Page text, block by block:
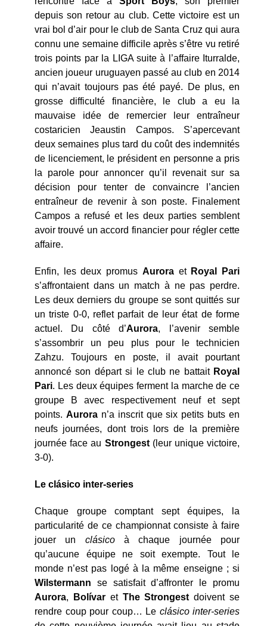
depuis son retour au club. Cette victoire est un
vrai bol d’air pour le club de Santa Cruz qui aura
connu une semaine difficile après s’être vu retiré
trois points par la LIGA suite à l’affaire Iturralde,
ancien joueur uruguayen passé au club en 2014
qui n’avait toujours pas été payé. De plus, en
grosse difficulté financière, le club a eu la
mauvaise idée de remercier leur entraîneur
costaricien Jeaustin Campos. S’apercevant
deux semaines plus tard du coût des indemnités
de licenciement, le président en personne a pris
la parole pour annoncer qu’il revenait sur sa
décision pour tenter de convaincre l’ancien
entraîneur de revenir à son poste. Finalement
Campos a refusé et les deux parties semblent
avoir trouvé un accord financier pour régler cette
affaire.
Enfin, les deux promus Auroraet Royal Pari
s’affrontaient dans un match à ne pas perdre.
Les deux derniers du groupe se sont quittés sur
un triste 0-0, reflet parfait de leur état de forme
actuel. Du côté d’Aurora, l’avenir semble
s’assombrir un peu plus pour le technicien
Zahzu. Toujours en poste, il avait pourtant
annoncé son départ si le club ne battait Royal
Pari. Les deux équipes ferment la marche de ce
groupe B avec respectivement neuf et sept
points. Auroran’a inscrit que six petits buts en
neufs journées, dont trois lors de la première
journée face au Strongest(leur unique victoire,
3-0).
Le clásico inter-series
Chaque groupe comptant sept équipes, la
particularité de ce championnat consiste à faire
jouer un clásicoà chaque journée pour
qu’aucune équipe ne soit exempte. Tout le
monde n’est pas logé à la même enseigne ; si
Wilstermann se satisfait d’affronter le promu
Aurora, Bolívaret The Strongest doivent se
rendre coup pour coup… Le clásico inter-series